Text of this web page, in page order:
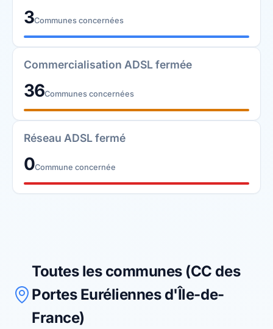
3Communes concernées
Commercialisation ADSL fermée
36Communes concernées
Réseau ADSL fermé
0Commune concernée
Toutes les communes (CC des
Portes Euréliennes d'Île-de-
France)